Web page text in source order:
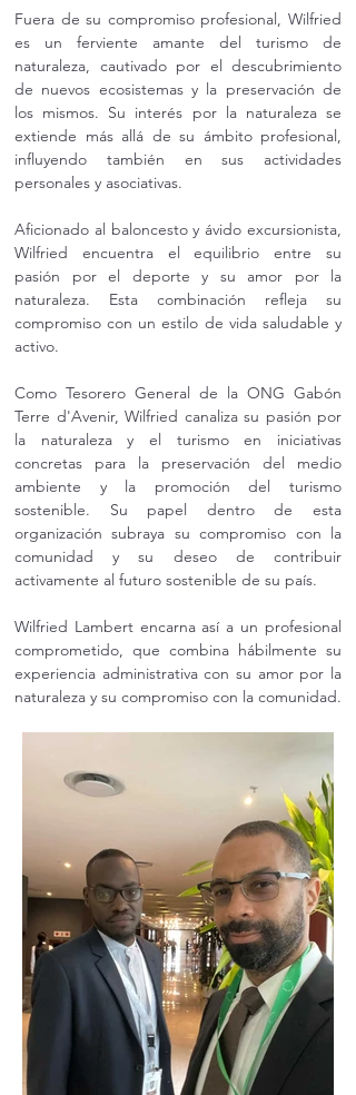
Fuera de su compromiso profesional, Wilfried
es un ferviente amante del turismo de
naturaleza, cautivado por el descubrimiento
de nuevos ecosistemas y la preservación de
los mismos. Su interés por la naturaleza se
extiende más allá de su ámbito profesional,
influyendo también en sus actividades
personales y asociativas.
Aficionado al baloncesto y ávido excursionista,
Wilfried encuentra el equilibrio entre su
pasión por el deporte y su amor por la
naturaleza. Esta combinación refleja su
compromiso con un estilo de vida saludable y
activo.
Como Tesorero General de la ONG Gabón
Terre d'Avenir, Wilfried canaliza su pasión por
la naturaleza y el turismo en iniciativas
concretas para la preservación del medio
ambiente y la promoción del turismo
sostenible. Su papel dentro de esta
organización subraya su compromiso con la
comunidad y su deseo de contribuir
activamente al futuro sostenible de su país.
Wilfried Lambert encarna así a un profesional
comprometido, que combina hábilmente su
experiencia administrativa con su amor por la
naturaleza y su compromiso con la comunidad.